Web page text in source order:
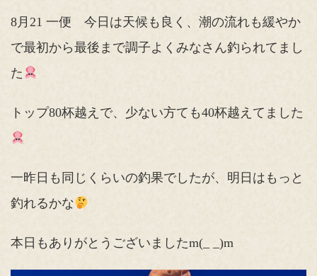
8月21 一便 今日は天候も良く、潮の流れも緩やか
で最初から最後まで調子よくみなさん釣られてまし
た
トップ80杯越えで、少ない方ても40杯越えてました
一昨日も同じくらいの釣果でしたが、明日はもっと
釣れるかな
本日もありがとうございましたm(_ _)m